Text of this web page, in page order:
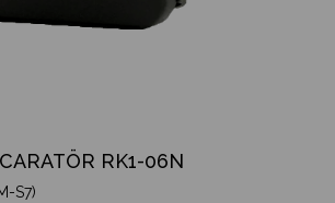
RK1-06N
S7)